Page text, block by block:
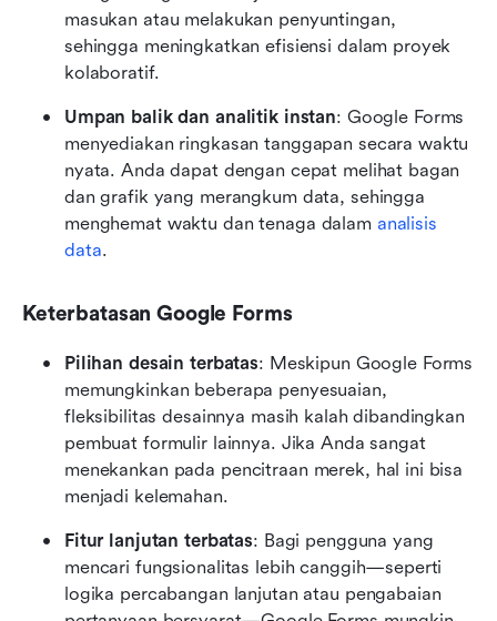
masukan atau melakukan penyuntingan,
sehingga meningkatkan efisiensi dalam proyek
kolaboratif.
Umpan balik dan analitik instan: Google Forms
menyediakan ringkasan tanggapan secara waktu
nyata. Anda dapat dengan cepat melihat bagan
dan grafik yang merangkum data, sehingga
menghemat waktu dan tenaga dalam analisis
data.
Keterbatasan Google Forms
Pilihan desain terbatas: Meskipun Google Forms
memungkinkan beberapa penyesuaian,
fleksibilitas desainnya masih kalah dibandingkan
pembuat formulir lainnya. Jika Anda sangat
menekankan pada pencitraan merek, hal ini bisa
menjadi kelemahan.
Fitur lanjutan terbatas: Bagi pengguna yang
mencari fungsionalitas lebih canggih—seperti
logika percabangan lanjutan atau pengabaian